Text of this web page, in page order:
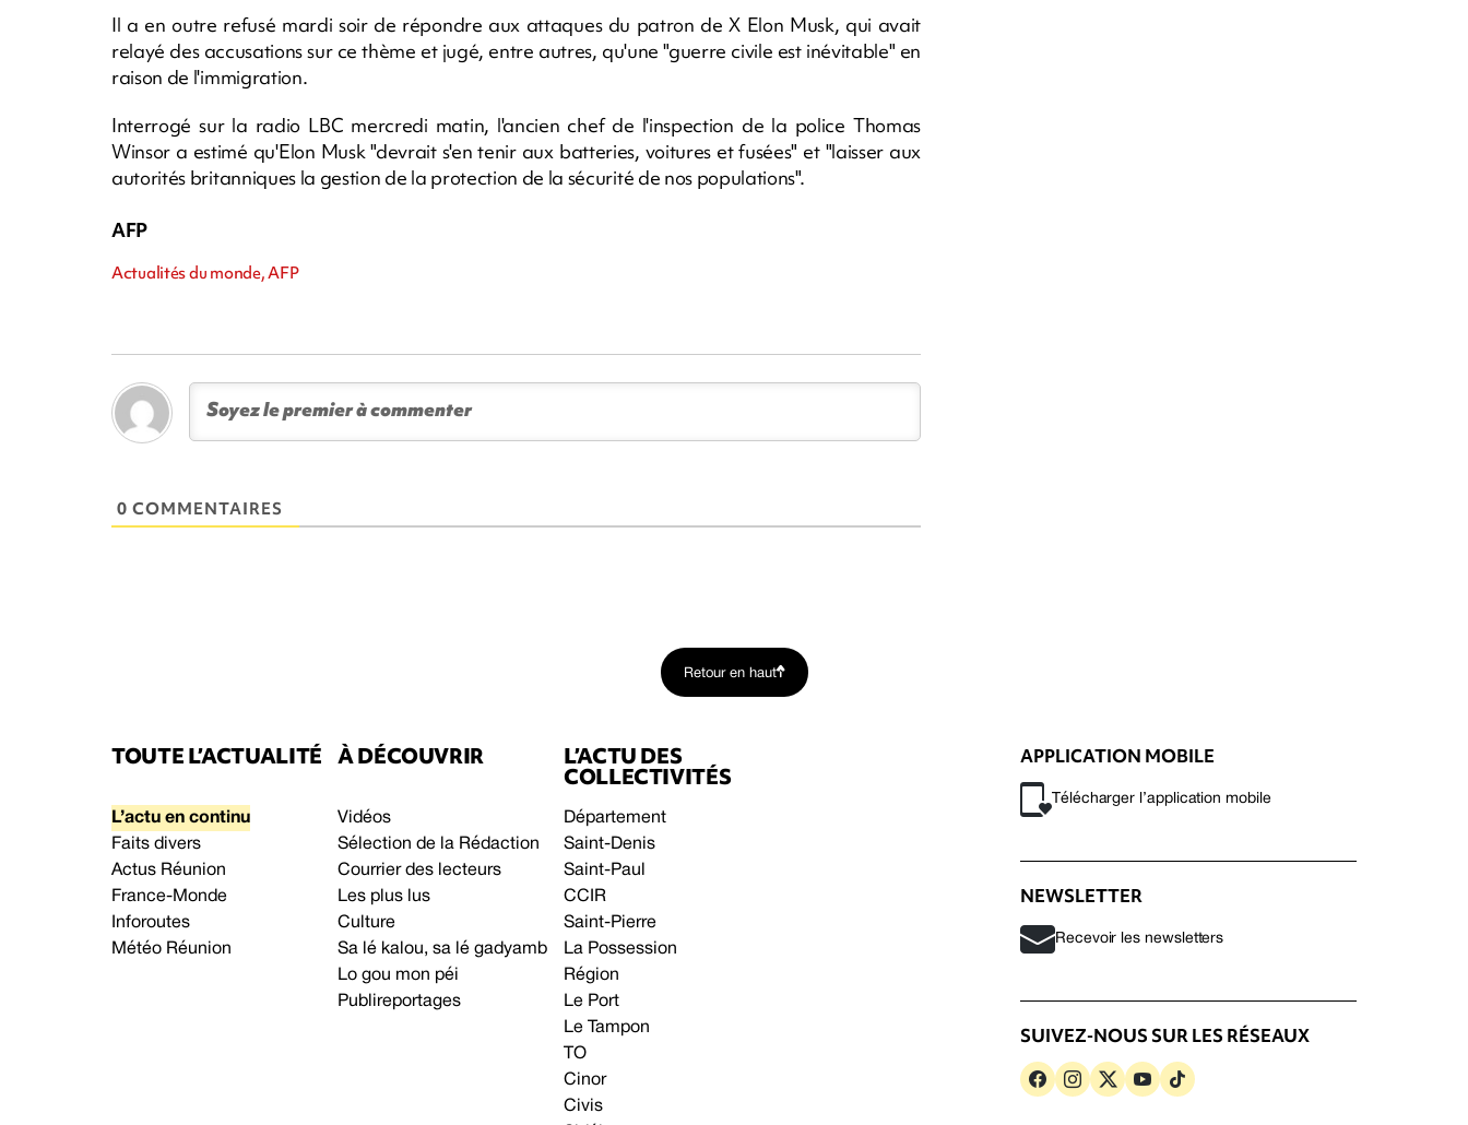
Il a en outre refusé mardi soir de répondre aux attaques du patron de X Elon Musk, qui avait
relayé des accusations sur ce thème et jugé, entre autres, qu'une "guerre civile est inévitable" en
raison de l'immigration.
Interrogé sur la radio LBC mercredi matin, l'ancien chef de l'inspection de la police Thomas
Winsor a estimé qu'Elon Musk "devrait s'en tenir aux batteries, voitures et fusées" et "laisser aux
autorités britanniques la gestion de la protection de la sécurité de nos populations".
AFP
Actualités du monde, AFP
0 COMMENTAIRES
Retour en haut
TOUTE L’ACTUALITÉ
L’actu en continu
Faits divers
Actus Réunion
France-Monde
Inforoutes
Météo Réunion
À DÉCOUVRIR
Vidéos
Sélection de la Rédaction
Courrier des lecteurs
Les plus lus
Culture
Sa lé kalou, sa lé gadyamb
Lo gou mon péi
Publireportages
L’ACTU DES
COLLECTIVITÉS
Département
Saint-Denis
Saint-Paul
CCIR
Saint-Pierre
La Possession
Région
Le Port
Le Tampon
TO
Cinor
Civis
APPLICATION MOBILE
Télécharger l’application mobile
NEWSLETTER
Recevoir les newsletters
SUIVEZ-NOUS SUR LES RÉSEAUX